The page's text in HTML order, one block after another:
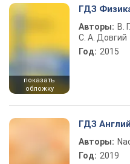
показать
обложку
ГДЗ
Авторы: В.
С. А. Довгий
Год: 2015
ГДЗ
Авторы:
Год: 2019